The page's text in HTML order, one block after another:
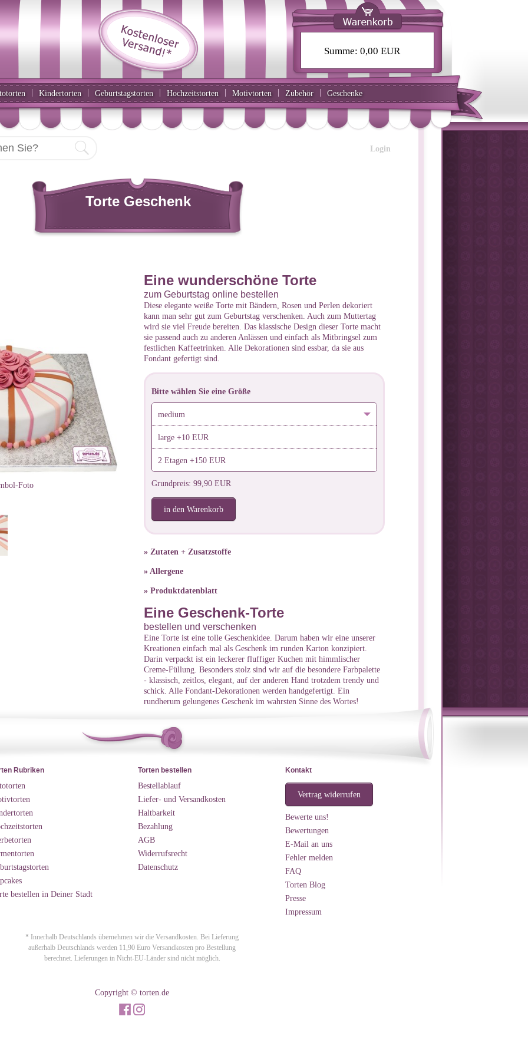
| Kindertorten | Geburtstagstorten | Hochzeitstorten | Motivtorten | Zubehör | Geschenke
Summe: 0,00 EUR
Login
Torte Geschenk
Foto
Eine wunderschöne Torte
zum Geburtstag online bestellen
Diese elegante weiße Torte mit Bändern, Rosen und Perlen dekoriert
kann man sehr gut zum Geburtstag verschenken. Auch zum Muttertag
wird sie viel Freude bereiten. Das klassische Design dieser Torte macht
sie passend auch zu anderen Anlässen und einfach als Mitbringsel zum
festlichen Kaffeetrinken. Alle Dekorationen sind essbar, da sie aus
Fondant gefertigt sind.
Bitte wählen Sie eine Größe
medium
large +10 EUR
2 Etagen +150 EUR
Grundpreis: 99,90 EUR
in den Warenkorb
» Zutaten + Zusatzstoffe
» Allergene
» Produktdatenblatt
Eine Geschenk-Torte
bestellen und verschenken
Eine Torte ist eine tolle Geschenkidee. Darum haben wir eine unserer
Kreationen einfach mal als Geschenk im runden Karton konzipiert.
Darin verpackt ist ein leckerer fluffiger Kuchen mit himmlischer
Creme-Füllung. Besonders stolz sind wir auf die besondere Farbpalette
- klassisch, zeitlos, elegant, auf der anderen Hand trotzdem trendy und
schick. Alle Fondant-Dekorationen werden handgefertigt. Ein
rundherum gelungenes Geschenk im wahrsten Sinne des Wortes!
Rubriken
bestellen in Deiner Stadt
Torten bestellen
Bestellablauf
Liefer- und Versandkosten
Haltbarkeit
Bezahlung
AGB
Widerrufsrecht
Datenschutz
Kontakt
Vertrag widerrufen
Bewerte uns!
Bewertungen
E-Mail an uns
Fehler melden
FAQ
Torten Blog
Presse
Impressum
* Innerhalb Deutschlands übernehmen wir die Versandkosten. Bei Lieferung
außerhalb Deutschlands werden 11,90 Euro Versandkosten pro Bestellung
berechnet. Lieferungen in Nicht-EU-Länder sind nicht möglich.
Copyright © torten.de